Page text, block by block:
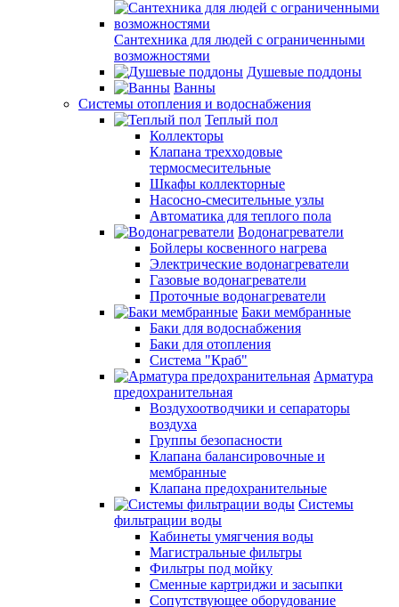
Сантехника для людей с ограниченными
возможностями
Душевые поддоны
Ванны
Системы отопления и водоснабжения
Теплый пол
Коллекторы
Клапана трехходовые
термосмесительные
Шкафы коллекторные
Насосно-смесительные узлы
Автоматика для теплого пола
Водонагреватели
Бойлеры косвенного нагрева
Электрические водонагреватели
Газовые водонагреватели
Проточные водонагреватели
Баки мембранные
Баки для водоснабжения
Баки для отопления
Система "Краб"
Арматура
предохранительная
Воздухоотводчики и сепараторы
воздуха
Группы безопасности
Клапана балансировочные и
мембранные
Клапана предохранительные
Системы
фильтрации воды
Кабинеты умягчения воды
Магистральные фильтры
Фильтры под мойку
Сменные картриджи и засыпки
Сопутствующее оборудование